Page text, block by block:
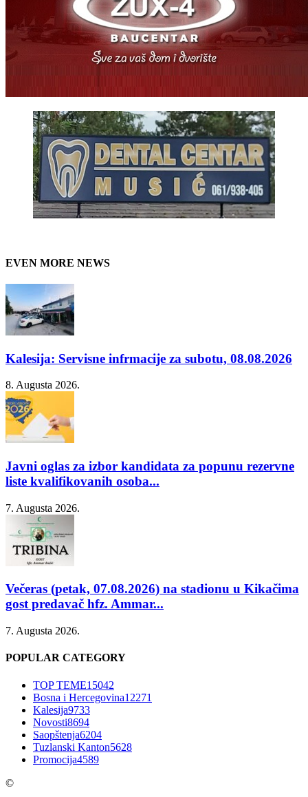
EVEN MORE NEWS
Kalesija: Servisne infrmacije za subotu, 08.08.2026
8. Augusta 2026.
Javni oglas za izbor kandidata za popunu rezervne
liste kvalifikovanih osoba...
7. Augusta 2026.
Večeras (petak, 07.08.2026) na stadionu u Kikačima
gost predavač hfz. Ammar...
7. Augusta 2026.
POPULAR CATEGORY
TOP TEME15042
Bosna i Hercegovina12271
Kalesija9733
Novosti8694
Saopštenja6204
Tuzlanski Kanton5628
Promocija4589
©